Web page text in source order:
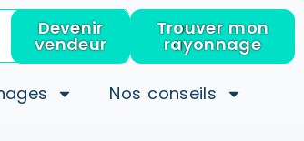
Devenir
vendeur
Trouver mon
rayonnage
Nos conseils